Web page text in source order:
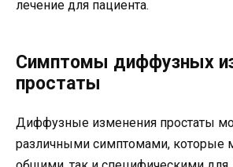
лечение для пациента.
Симптомы диффузных
простаты
Диффузные изменения простаты
различными симптомами, которые